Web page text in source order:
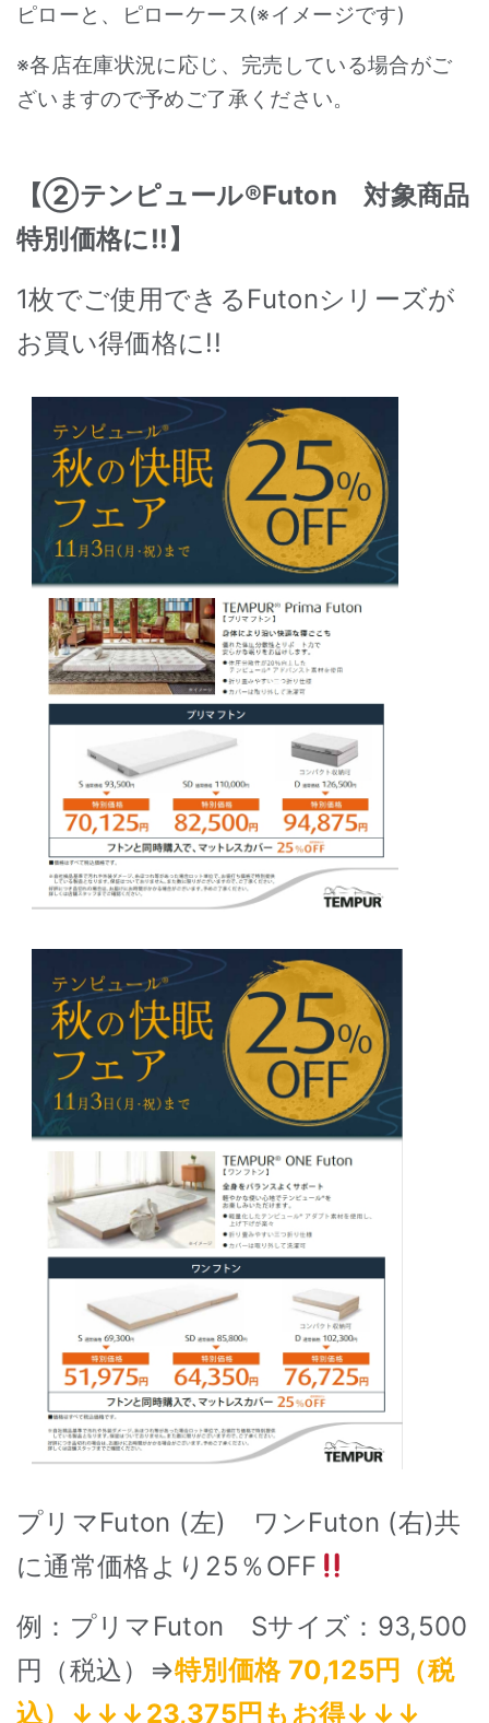
ピローと、ピローケース(※イメージです)
※各店在庫状況に応じ、完売している場合がご
ざいますので予めご了承ください。
【②テンピュール®Futon 対象商品
特別価格に!!】
1枚でご使用できるFutonシリーズが
お買い得価格に!!
プリマFuton (左) ワンFuton (右)共
に通常価格より25 ％OFF
例：プリマFuton Sサイズ：93,500
円（税込）⇒特別価格 70,125円（税
込）↓↓↓23,375円もお得↓↓↓